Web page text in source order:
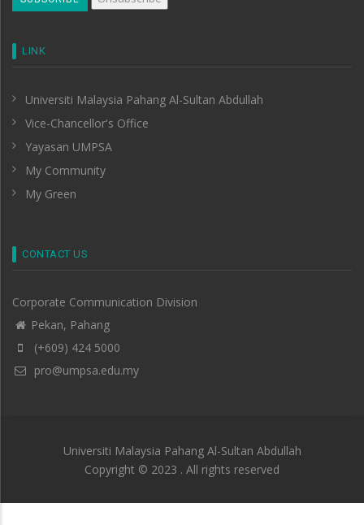
LINK
Universiti Malaysia Pahang Al-Sultan Abdullah
Vice-Chancellor's Office
Yayasan UMPSA
My Community
My Green
CONTACT US
Corporate Communication Division
Pekan, Pahang
(+609) 424 5000
pro@umpsa.edu.my
Universiti Malaysia Pahang Al-Sultan Abdullah
Copyright © 2023 . All rights reserved